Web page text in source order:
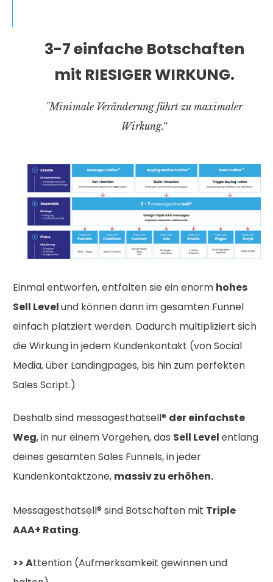
3-7 einfache Botschaften
mit RIESIGER WIRKUNG.
"Minimale Veränderung führt zu maximaler
Wirkung.“
Einmal entworfen, entfalten sie ein enorm hohes
Sell Levelund können dann im gesamten Funnel
einfach platziert werden. Dadurch multipliziert sich
die Wirkung in jedem Kundenkontakt (von Social
Media, über Landingpages, bis hin zum perfekten
Sales Script.)
Deshalb sind messagesthatsell® der einfachste
Weg, in nur einem Vorgehen, das Sell Levelentlang
deines gesamten Sales Funnels, in jeder
Kundenkontaktzone, massiv zu erhöhen.
Messagesthatsell® sind Botschaften mit Triple
AAA+ Rating.
>>Attention (Aufmerksamkeit gewinnen und